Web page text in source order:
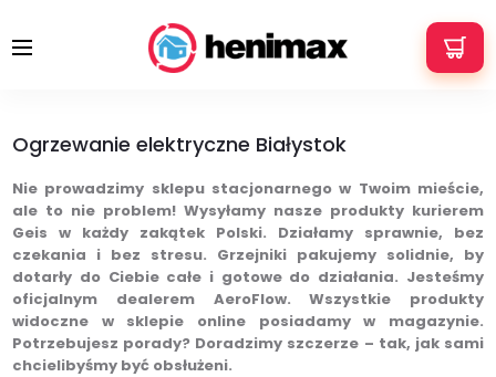
Ogrzewanie elektryczne Białystok
Strona główna Ogrzewanie elektryczne Białystok
Ogrzewanie elektryczne Białystok
Nie prowadzimy sklepu stacjonarnego w Twoim mieście,
ale to nie problem! Wysyłamy nasze produkty kurierem
Geis w każdy zakątek Polski. Działamy sprawnie, bez
czekania i bez stresu. Grzejniki pakujemy solidnie, by
dotarły do Ciebie całe i gotowe do działania. Jesteśmy
oficjalnym dealerem AeroFlow. Wszystkie produkty
widoczne w sklepie online posiadamy w magazynie.
Potrzebujesz porady? Doradzimy szczerze – tak, jak sami
chcielibyśmy być obsłużeni.